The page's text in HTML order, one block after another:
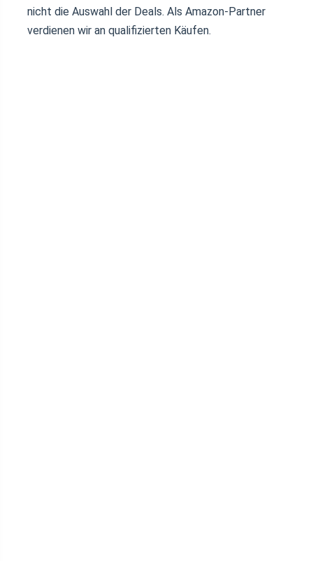
nicht die Auswahl der Deals. Als Amazon-Partner
verdienen wir an qualifizierten Käufen.